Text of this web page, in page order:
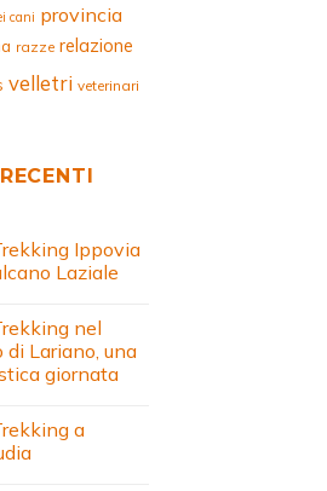
cani provincia
razze relazione
velletri veterinari
Ippovia
Laziale
nel
di Lariano, una
giornata
a